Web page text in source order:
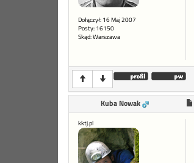
Dołączył: 16 Maj 2007
Posty: 16150
Skąd: Warszawa
Kuba Nowak
kktj.pl